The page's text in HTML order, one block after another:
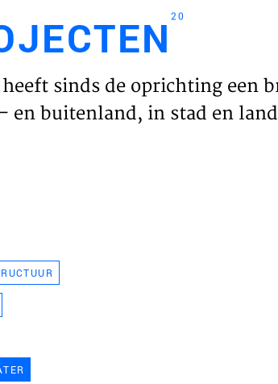
HOME
20
heeft sinds de oprichting een
en buitenland, in stad en